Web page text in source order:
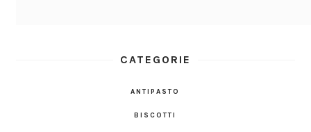
CATEGORIE
ANTIPASTO
BISCOTTI